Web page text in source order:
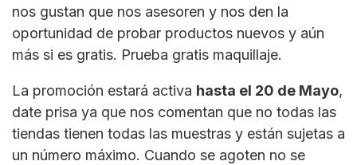
nos gustan que nos asesoren y nos den la
oportunidad de probar productos nuevos y aún
más si es gratis. Prueba gratis maquillaje.
La promoción estará activa hasta el 20 de Mayo,
date prisa ya que nos comentan que no todas las
tiendas tienen todas las muestras y están sujetas a
un número máximo. Cuando se agoten no se